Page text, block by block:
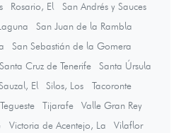
Rosario, El
San Andrés y Sauces
San Juan de la Rambla
San Sebastián de la Gomera
Santa Cruz de Tenerife
Santa Úrsula
El Silos, Los
Tacoronte
Tegueste Tijarafe
Valle Gran Rey
Victoria de Acentejo, La
Vilaflor